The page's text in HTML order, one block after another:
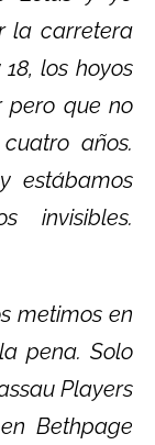
la carretera
los hoyos
pero que no
años.
estábamos
invisibles.
metimos en
pena. Solo
Players
Bethpage